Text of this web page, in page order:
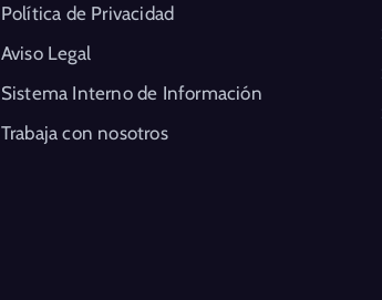
Política de Privacidad
Aviso Legal
Sistema Interno de Información
Trabaja con nosotros